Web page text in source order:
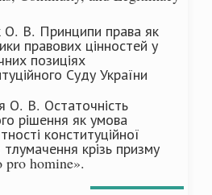
О. В. Принципи права як
правових цінностей у
позиціях
Суду України
О. В. Остаточність
рішення як умова
конституційної
тлумачення крізь призму
pro homine».